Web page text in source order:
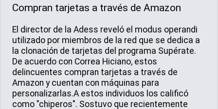
Compran tarjetas a través de Amazon
El director de la Adess reveló el modus operandi
utilizado por miembros de la red que se dedica a
la clonación de tarjetas del programa Supérate.
De acuerdo con Correa Hiciano, estos
delincuentes compran tarjetas a través de
Amazon y cuentan con máquinas para
personalizarlas.A estos individuos los calificó
como "chiperos". Sostuvo que recientemente